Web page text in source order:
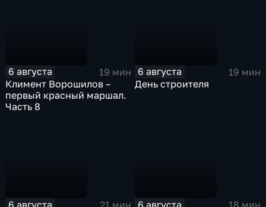
6 августа
19 мин
Климент Ворошилов –
первый красный маршал.
Часть 8
6 августа
19 мин
День строителя
6 августа 6 августа